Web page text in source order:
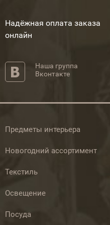
Надёжная оплата заказа
онлайн
Наша группа
Вконтакте
Предметы интерьера
Новогодний ассортимент
Текстиль
Освещение
Посуда